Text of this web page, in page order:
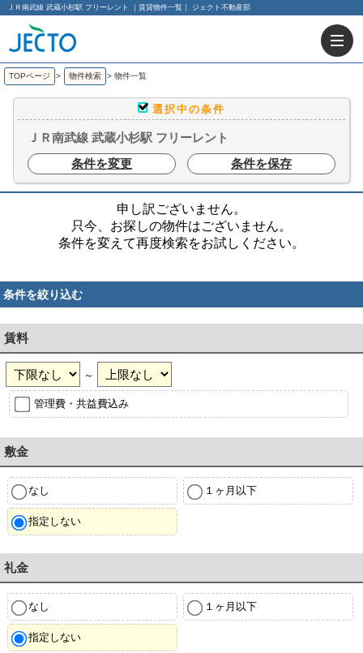
ＪＲ南武線 武蔵小杉駅 フリーレント ｜賃貸物件一覧｜ ジェクト不動産部
TOPページ > 物件検索 > 物件一覧
選択中の条件
ＪＲ南武線 武蔵小杉駅 フリーレント
条件を変更
条件を保存
申し訳ございません。
只今、お探しの物件はございません。
条件を変えて再度検索をお試しください。
条件を絞り込む
賃料
～
管理費・共益費込み
敷金
なし １ヶ月以下
指定しない
礼金
なし １ヶ月以下
指定しない